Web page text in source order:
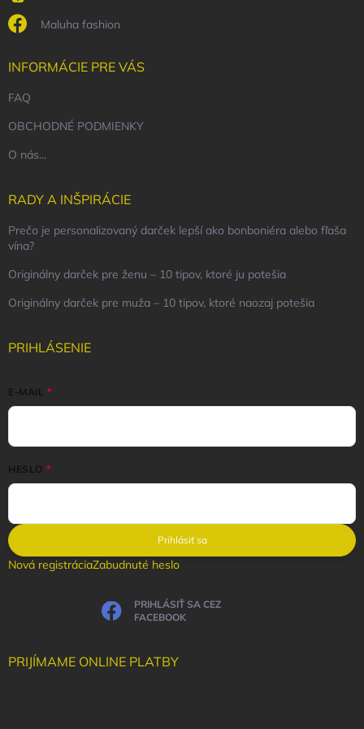
Maluha fashion
INFORMÁCIE PRE VÁS
FAQ
OBCHODNÉ PODMIENKY
O nás...
RADY A INŠPIRÁCIE
Prečo je personalizovaný darček lepší ako bonboniéra alebo fľaša
vína?
Originálny darček pre ženu – 10 tipov, ktoré ju potešia
Originálny darček pre muža – 10 tipov, ktoré naozaj potešia
PRIHLÁSENIE
E-MAIL
HESLO
Prihlásiť sa
Nová registráciaZabudnuté heslo
PRIHLÁSIŤ SA CEZ
FACEBOOK
PRIJÍMAME ONLINE PLATBY